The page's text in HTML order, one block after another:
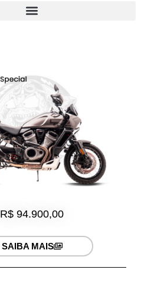
R$ 94.900,00
SAIBA MAIS